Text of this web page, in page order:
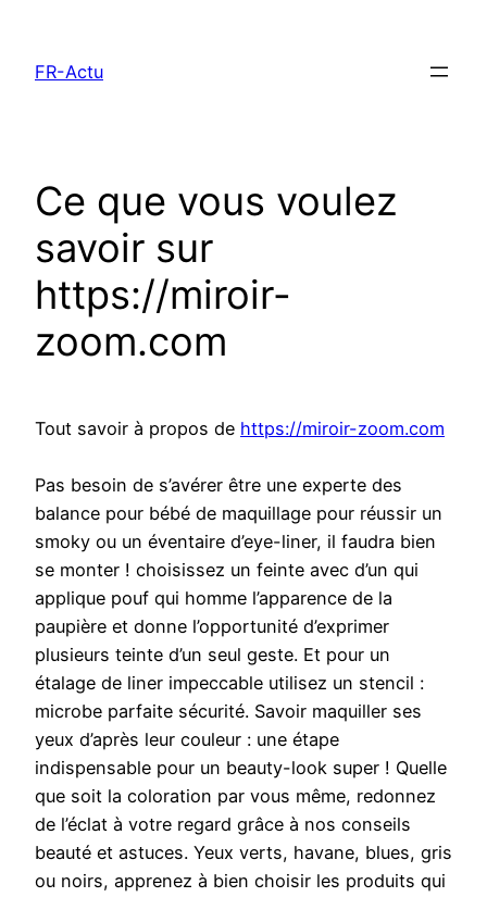
contenu
FR-Actu
Ce que vous voulez
savoir sur
https://miroir-
zoom.com
Tout savoir à propos de https://miroir-zoom.com
Pas besoin de s’avérer être une experte des
balance pour bébé de maquillage pour réussir un
smoky ou un éventaire d’eye-liner, il faudra bien
se monter ! choisissez un feinte avec d’un qui
applique pouf qui homme l’apparence de la
paupière et donne l’opportunité d’exprimer
plusieurs teinte d’un seul geste. Et pour un
étalage de liner impeccable utilisez un stencil :
microbe parfaite sécurité. Savoir maquiller ses
yeux d’après leur couleur : une étape
indispensable pour un beauty-look super ! Quelle
que soit la coloration par vous même, redonnez
de l’éclat à votre regard grâce à nos conseils
beauté et astuces. Yeux verts, havane, blues, gris
ou noirs, apprenez à bien choisir les produits qui